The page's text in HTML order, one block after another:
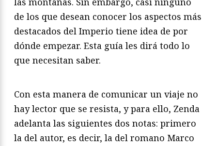
de los que desean conocer los aspectos más
destacados del Imperio tiene idea de por
dónde empezar. Esta guía les dirá todo lo
que necesitan saber.
Con esta manera de comunicar un viaje no
hay lector que se resista, y para ello, Zenda
adelanta las siguientes dos notas: primero
la del autor, es decir, la del romano Marco